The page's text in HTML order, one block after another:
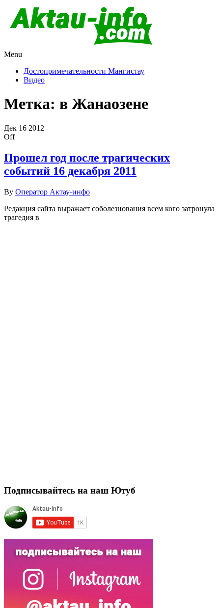
Казахстан
Menu
Достопримечательности Мангистау
Видео
Метка: в Жанаозене
Дек 16 2012
Off
Прошел год после трагических
событий 16 декабря 2011
By Оператор Актау-инфо
Редакция сайта выражает соболезнования всем кого затронула
трагедия в
Подписывайтесь на наш Ютуб